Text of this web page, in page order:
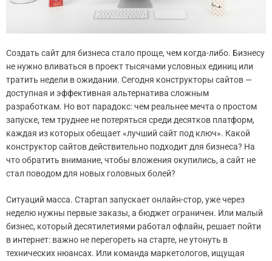
Создать сайт для бизнеса стало проще, чем когда-либо. Бизнесу
не нужно вливаться в проект тысячами условных единиц или
тратить недели в ожидании. Сегодня конструкторы сайтов —
доступная и эффективная альтернатива сложным
разработкам. Но вот парадокс: чем реальнее мечта о простом
запуске, тем труднее не потеряться среди десятков платформ,
каждая из которых обещает «лучший сайт под ключ». Какой
конструктор сайтов действительно подходит для бизнеса? На
что обратить внимание, чтобы вложения окупились, а сайт не
стал поводом для новых головных болей?
Ситуаций масса. Стартап запускает онлайн-стор, уже через
неделю нужны первые заказы, а бюджет ограничен. Или малый
бизнес, который десятилетиями работал офлайн, решает пойти
в интернет: важно не перегореть на старте, не утонуть в
технических нюансах. Или команда маркетологов, ищущая